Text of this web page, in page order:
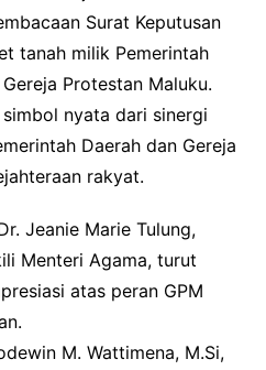
Surat Keputusan
tanah milik Pemerintah
Protestan Maluku.
nyata dari sinergi
Daerah dan Gereja
rakyat.
Jeanie Marie Tulung,
Menteri Agama, turut
atas peran GPM
M. Wattimena, M.Si,